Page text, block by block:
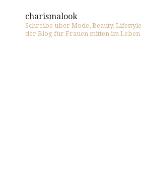
charismalook
Schreibe über Mode, Beauty,
der Blog für Frauen mitten im